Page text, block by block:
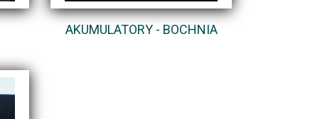
AKUMULATORY - BOCHNIA